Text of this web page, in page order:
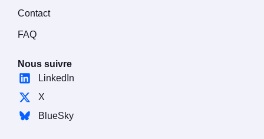
Contact
FAQ
Nous suivre
LinkedIn
X
BlueSky